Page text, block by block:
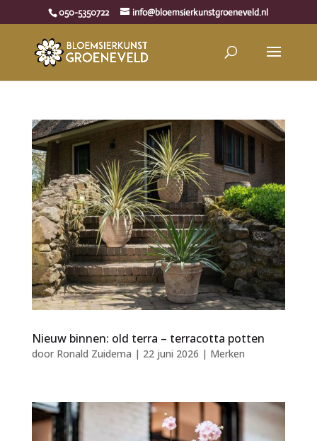
050-5350722 info@bloemsierkunstgroeneveld.nl
Nieuw binnen: old terra – terracotta potten
door Ronald Zuidema | 22 juni 2026 | Merken